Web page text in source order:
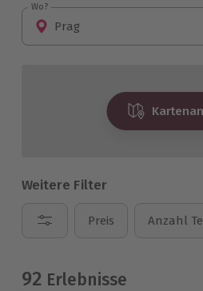
Wellnesssuchender oder
lässt sich die tschechische
erleben.
Wo?
Wo?
Weitere Filter
Preis Anzahl
92 Erlebnisse